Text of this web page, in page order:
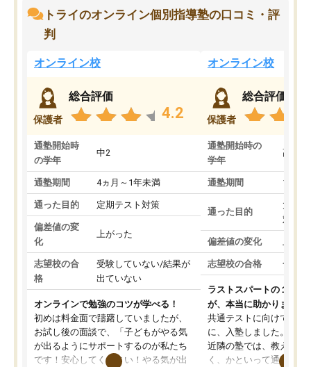
トライのオンライン個別指導塾の口コミ・評
判
オンライン校
保護者
総合評価
4.2
通塾開始時
の学年
中2
通塾期間 4ヵ月～1年未満
通った目的 定期テスト対策
偏差値の変
化
上がった
志望校の合
格
受験していない/結果が
出ていない
オンラインで勉強のコツが学べる！
初めは料金面で躊躇していましたが、
お試し後の面談で、「子どもがやる気
が出るようにサポートするのが私たち
です！安心してください！やる気が出
オンライン校
保護者
総合評価
通塾開始時の
学年
高3
通塾期間 1～3
通った目的
大学
対策
偏差値の変化
志望校の合格 合格
ラストスパートの１か月
が、本当に助かりました
共通テストに向けての追
に、入塾しました。田舎
近隣の塾では、教えても
く、かといって通うには